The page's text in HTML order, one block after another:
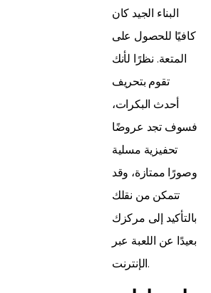
البناء الجيد كان
كافيًا للحصول على
المتعة. نظرًا لأنك
تقوم بتحريف
أحدث البكرات،
فسوف تجد عروضًا
تحفيزية مسلية
وصورًا ممتازة، وقد
تتمكن من نقلك
بالتأكيد إلى مركزك
بعيدًا عن اللعبة عبر
الإنترنت.